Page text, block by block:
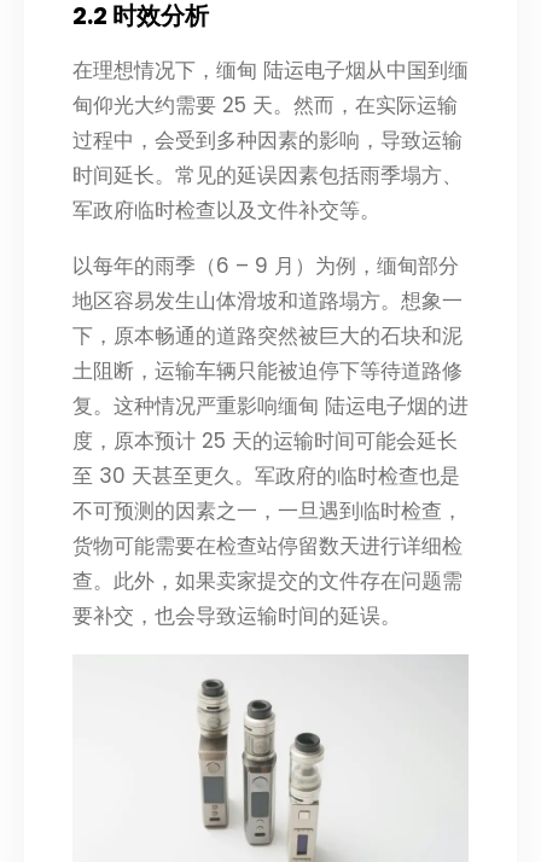
2.2 时效分析
在理想情况下，缅甸 陆运电子烟从中国到缅
甸仰光大约需要 25 天。然而，在实际运输
过程中，会受到多种因素的影响，导致运输
时间延长。常见的延误因素包括雨季塌方、
军政府临时检查以及文件补交等。
以每年的雨季（6 – 9 月）为例，缅甸部分
地区容易发生山体滑坡和道路塌方。想象一
下，原本畅通的道路突然被巨大的石块和泥
土阻断，运输车辆只能被迫停下等待道路修
复。这种情况严重影响缅甸 陆运电子烟的进
度，原本预计 25 天的运输时间可能会延长
至 30 天甚至更久。军政府的临时检查也是
不可预测的因素之一，一旦遇到临时检查，
货物可能需要在检查站停留数天进行详细检
查。此外，如果卖家提交的文件存在问题需
要补交，也会导致运输时间的延误。